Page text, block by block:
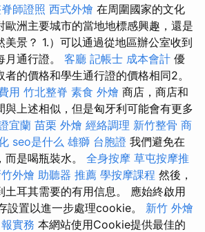
師證照 西式外燴 在周圍國家的文化
歐洲主要城市的當地地標感興趣，還是
美景？ 1.）可以通過從地區辦公室收到
月通行證。 客廳 記帳士 成本會計 優
的價格和學生通行證的價格相同2。
用 竹北整脊 素食 外燴 商店，商店和
與上述相似，但是匈牙利可能會有更多
宜蘭 苗栗 外燴 經絡調理 新竹整骨 商
seo是什么 雄獅 台胞證 我們避免在
是喝瓶裝水。 全身按摩 草屯按摩推
外燴 助聽器 推薦 學按摩課程 然後，
土耳其需要的有用信息。 應始終啟用
設置以進一步處理cookie。 新竹 外燴
實務 本網站使用Cookie提供最佳的